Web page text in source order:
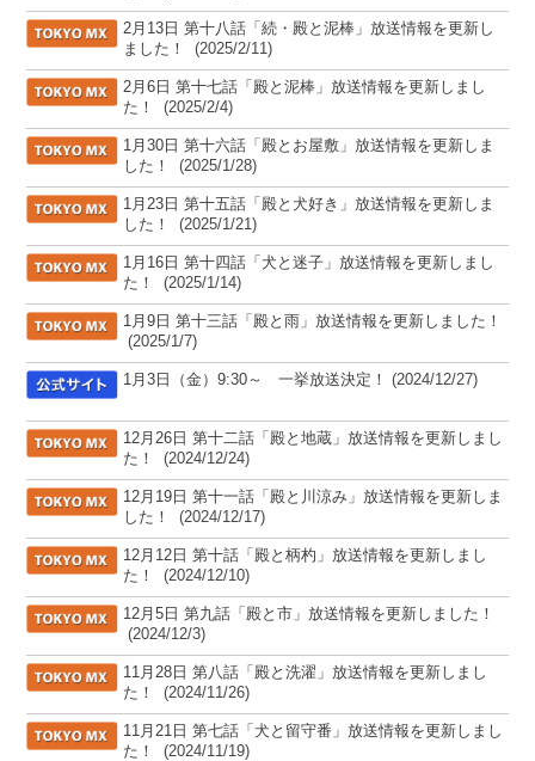
[TOKYO MX]
2月13日 第十八話「続・殿と泥棒」放送情報を更新し
ました！
(2025/2/11)
[TOKYO MX]
2月6日 第十七話「殿と泥棒」放送情報を更新しまし
た！
(2025/2/4)
[TOKYO MX]
1月30日 第十六話「殿とお屋敷」放送情報を更新しま
した！
(2025/1/28)
[TOKYO MX]
1月23日 第十五話「殿と犬好き」放送情報を更新しま
した！
(2025/1/21)
[TOKYO MX]
1月16日 第十四話「犬と迷子」放送情報を更新しまし
た！
(2025/1/14)
[TOKYO MX]
1月9日 第十三話「殿と雨」放送情報を更新しました！
(2025/1/7)
[公式サイト]
1月3日（金）9:30～ 一挙放送決定！ (2024/12/27)
[TOKYO MX]
12月26日 第十二話「殿と地蔵」放送情報を更新しまし
た！
(2024/12/24)
[TOKYO MX]
12月19日 第十一話「殿と川涼み」放送情報を更新しま
した！
(2024/12/17)
[TOKYO MX]
12月12日 第十話「殿と柄杓」放送情報を更新しまし
た！
(2024/12/10)
[TOKYO MX]
12月5日 第九話「殿と市」放送情報を更新しました！
(2024/12/3)
[TOKYO MX]
11月28日 第八話「殿と洗濯」放送情報を更新しまし
た！
(2024/11/26)
[TOKYO MX]
11月21日 第七話「犬と留守番」放送情報を更新しまし
た！
(2024/11/19)